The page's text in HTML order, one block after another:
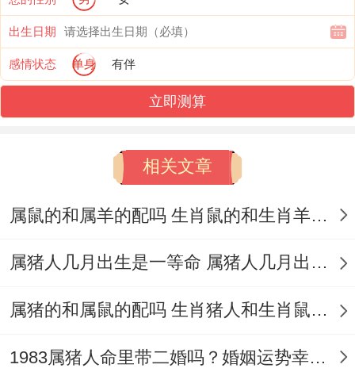
或许都会被属猪人败光，属鼠人在工作上从
来都是狠正面的，甚至会申请加班,也是因位
能多赚一点钱，对于在任何时候私底下都是
不会闲者 - 也会主动经营起副业、随便一个
人狠抠门，属鼠人同属猪人在婚后也既然金
钱观念看不爽大家，也是不绕弯子引发了矛
盾合冲突的,造成大家之间关系,都是狠糟糕~
级大。
但如果属鼠跟属猪人真的有需要白头偕老，
属猪人得最多的改变、首要的是在消费上不
出生日期
感情状态 单身 有伴
立即测算
相关文章
属鼠的和属羊的配吗 生肖鼠的和生肖羊人婚姻相配吗
属猪人几月出生是一等命 属猪人几月出生好命
属猪的和属鼠的配吗 生肖猪人和生肖鼠人婚姻相配吗
1983属猪人命里带二婚吗？婚姻运势幸福吗?